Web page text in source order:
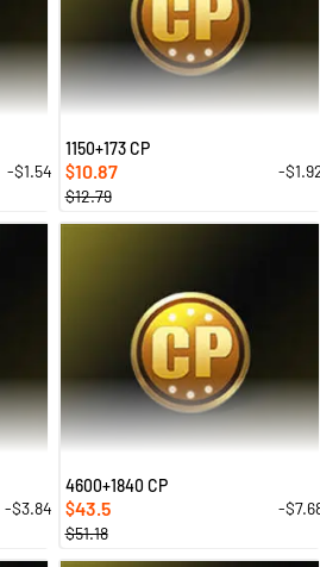
-$1.54
1150+173 CP
$10.87
-
$12.79
-$3.84
4600+1840 CP
$43.5
-
$51.18